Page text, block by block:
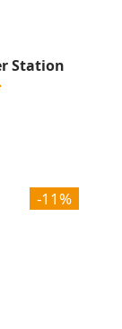
Station
-11%